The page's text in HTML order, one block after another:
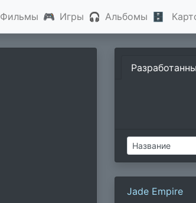
Фильмы 🎮 Игры 🎧 Альбомы 🗄
Jade Empire